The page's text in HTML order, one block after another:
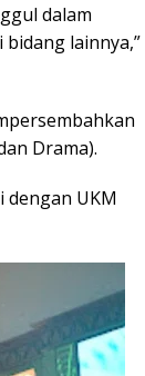
dalam
lainnya,”
Drama).
dengan UKM